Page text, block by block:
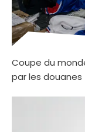
Coupe du
par les